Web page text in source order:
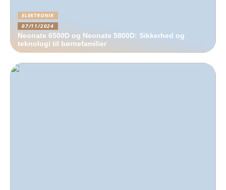
ELEKTRONIK
07/11/2024
Neonate 6500D og Neonate 5800D: Sikkerhed og
teknologi til børnefamilier